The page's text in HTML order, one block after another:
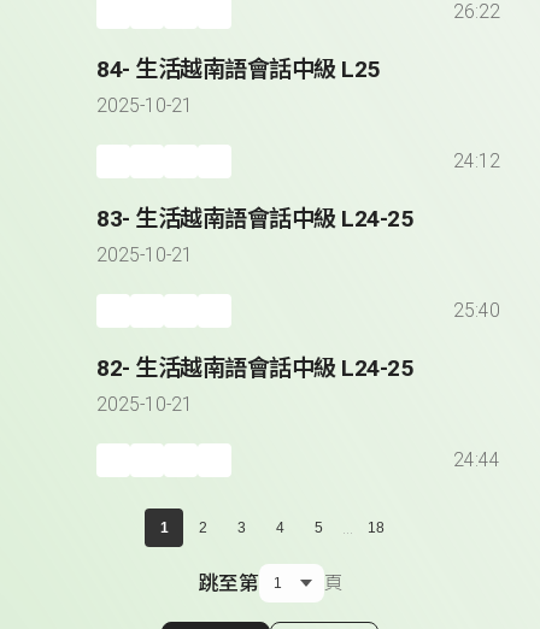
26:22
84- 生活越南語會話中級 L25
2025-10-21
24:12
83- 生活越南語會話中級 L24-25
2025-10-21
25:40
82- 生活越南語會話中級 L24-25
2025-10-21
24:44
1 2 3 4 5 ... 18
跳至第 頁